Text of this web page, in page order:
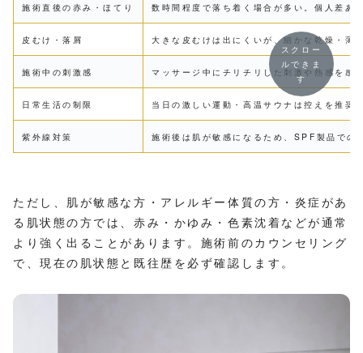
施術直後の赤み・ほてり 数時間程度で落ち着く場合が多い。個人差あ
皮むけ・落屑 大きな皮むけは出にくいが、細かな乾燥・薄
施術中の刺激感 マッサージ中にチリチリした刺激や熱感を感
日常生活の制限 当日の激しい運動・高温サウナは控えを推奨
紫外線対策 施術後は肌が敏感になるため、SPF製品での
スクロー
ルできま
す
ただし、肌が敏感な方・アレルギー体質の方・炎症があ
る肌状態の方では、赤み・かゆみ・色素沈着などが通常
より強く出ることがあります。施術前のカウンセリング
で、現在の肌状態と既往歴を必ず確認します。